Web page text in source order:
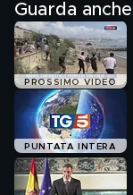
Guarda anche
PROSSIMO VIDEO
PUNTATA INTERA